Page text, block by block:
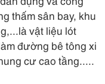
thấm sân bay, khu
vật liệu lót
đường bê tông xi
cư cao tầng.....